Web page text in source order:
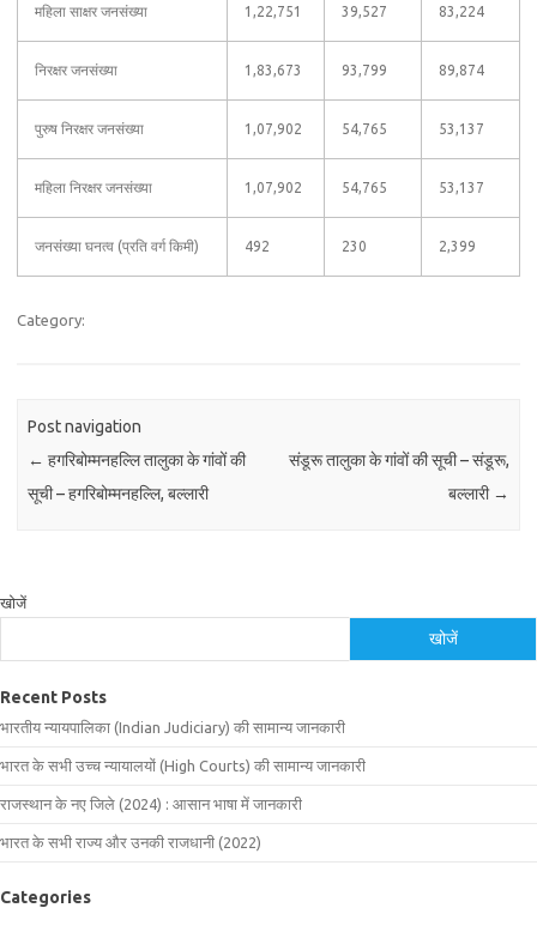
महिला साक्षर जनसंख्या 1,22,751 39,527 83,224
निरक्षर जनसंख्या 1,83,673 93,799 89,874
पुरुष निरक्षर जनसंख्या 1,07,902 54,765 53,137
महिला निरक्षर जनसंख्या 1,07,902 54,765 53,137
जनसंख्या घनत्व (प्रति वर्ग किमी) 492 230 2,399
Category:
Post navigation
← हगरिबोम्मनहल्लि तालुका के गांवों की
सूची – हगरिबोम्मनहल्लि, बल्लारी
संडूरू तालुका के गांवों की सूची – संडूरू,
बल्लारी →
खोजें
खोजें
Recent Posts
भारतीय न्यायपालिका (Indian Judiciary) की सामान्य जानकारी
भारत के सभी उच्च न्यायालयों (High Courts) की सामान्य जानकारी
राजस्थान के नए जिले (2024) : आसान भाषा में जानकारी
भारत के सभी राज्य और उनकी राजधानी (2022)
Categories